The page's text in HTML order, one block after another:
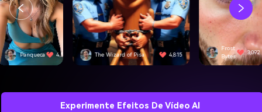
Wizard of Pisa 4,815
Frost
Bytes
3,092 SwiftEdge
Experimente Efeitos De Vídeo AI